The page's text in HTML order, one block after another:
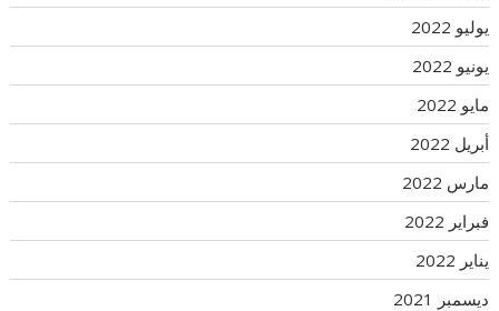
يوليو 2022
يونيو 2022
مايو 2022
أبريل 2022
مارس 2022
فبراير 2022
يناير 2022
ديسمبر 2021